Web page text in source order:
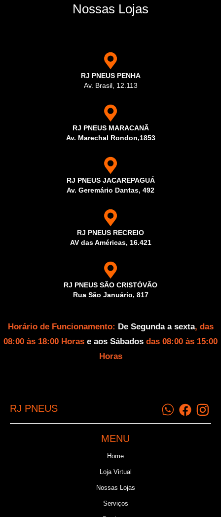
Nossas Lojas
RJ PNEUS PENHA
Av. Brasil, 12.113
RJ PNEUS MARACANÃ
Av. Marechal Rondon,1853
RJ PNEUS JACAREPAGUÁ
Av. Geremário Dantas, 492
RJ PNEUS RECREIO
AV das Américas, 16.421
RJ PNEUS SÃO CRISTÓVÃO
Rua São Januário, 817
Horário de Funcionamento: De Segunda a sexta, das
08:00 às 18:00 Horas e aos Sábados das 08:00 às 15:00
Horas
RJ PNEUS
MENU
Home
Loja Virtual
Nossas Lojas
Serviços